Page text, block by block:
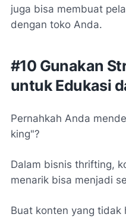
juga bisa membuat
dengan toko Anda.
#10 Gunakan
untuk Edukasi
Pernahkah Anda
king"?
Dalam bisnis thrifting,
menarik bisa menjadi
Buat konten yang tidak